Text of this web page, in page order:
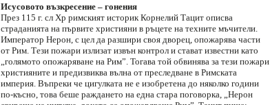
Исусовото възкресение – гонения
През 115 г. сл Хр римският историк Корнелий Тацит описва
страданията на първите християни в ръцете на техните мъчители.
Император Нерон, с цел да разшири своя дворец, опожарява части
от Рим. Тези пожари излизат извън контрол и стават известни като
„голямото опожаряване на Рим”. Тогава той обвинява за тези пожари
християните и предизвиква вълна от преследване в Римската
империя. Въпреки че цигулката не е изобретена до няколко години
по-късно, това беше раждането на една стара поговорка, „Нерон